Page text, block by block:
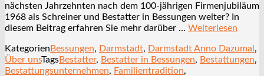
nächsten Jahrzehnten nach dem 100-jährigen Firmenjubiläum
1968 als Schreiner und Bestatter in Bessungen weiter? In
diesem Beitrag erfahren Sie mehr darüber … Weiterlesen
Kategorien Bessungen, Darmstadt, Darmstadt Anno Dazumal ,
Über unsTagsBestatter, Bestatter in Bessungen, Bestattungen,
Bestattungsunternehmen, Familientradition,